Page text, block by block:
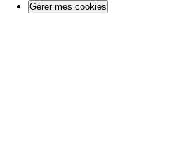
Gérer mes cookies